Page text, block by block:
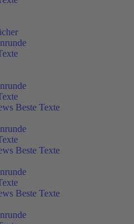
Beste Texte
Beste Texte
Beste Texte